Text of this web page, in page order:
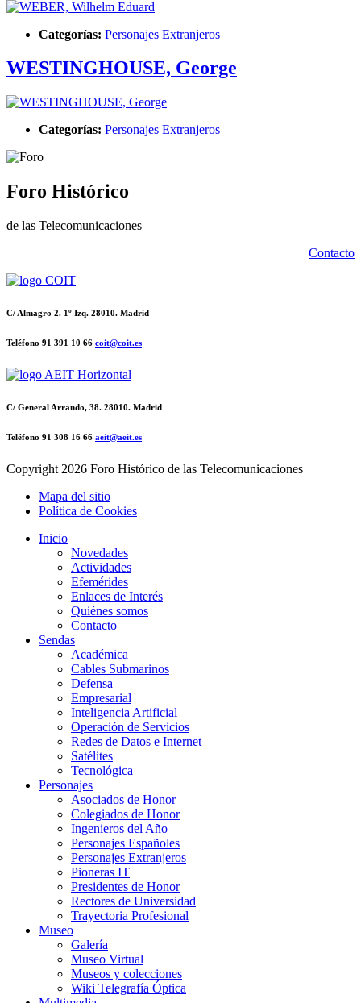
Categorías: Personajes Extranjeros
WESTINGHOUSE, George
Categorías: Personajes Extranjeros
Foro Histórico
de las Telecomunicaciones
Contacto
C/ Almagro 2. 1º Izq. 28010. Madrid
Teléfono 91 391 10 66 coit@coit.es
C/ General Arrando, 38. 28010. Madrid
Teléfono 91 308 16 66 aeit@aeit.es
Copyright 2026 Foro Histórico de las Telecomunicaciones
Mapa del sitio
Política de Cookies
Inicio
Novedades
Actividades
Efemérides
Enlaces de Interés
Quiénes somos
Contacto
Sendas
Académica
Cables Submarinos
Defensa
Empresarial
Inteligencia Artificial
Operación de Servicios
Redes de Datos e Internet
Satélites
Tecnológica
Personajes
Asociados de Honor
Colegiados de Honor
Ingenieros del Año
Personajes Españoles
Personajes Extranjeros
Pioneras IT
Presidentes de Honor
Rectores de Universidad
Trayectoria Profesional
Museo
Galería
Museo Virtual
Museos y colecciones
Wiki Telegrafía Óptica